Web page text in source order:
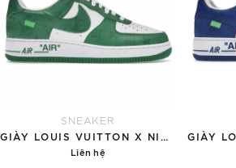
SNEAKER
Liên hệ